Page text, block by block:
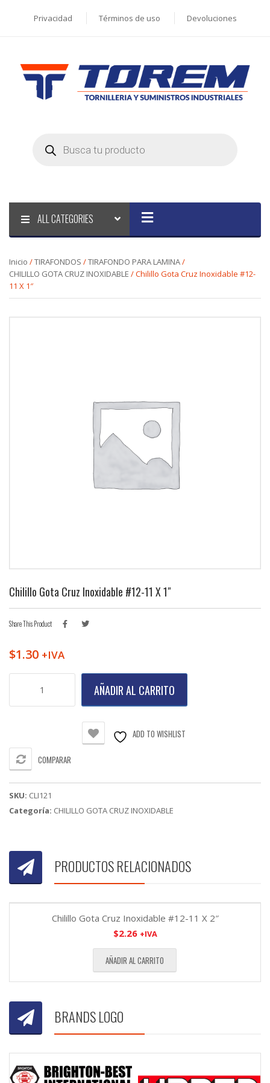
Privacidad Términos de uso Devoluciones
search
ALL CATEGORIES
Inicio /TIRAFONDOS /TIRAFONDO PARA LAMINA/
CHILILLO GOTA CRUZ INOXIDABLE / Chilillo Gota Cruz Inoxidable #12-
11 X 1″
Chilillo Gota Cruz Inoxidable #12-11 X 1″
Share This Product
$1.30 +IVA
X
AÑADIR AL CARRITO
ADD TO WISHLIST
COMPARAR
SKU: CLI121
Categoría: CHILILLO GOTA CRUZ INOXIDABLE
PRODUCTOS RELACIONADOS
Chilillo Gota Cruz Inoxidable #12-11 X 2″
$2.26 +IVA
AÑADIR AL CARRITO
BRANDS LOGO